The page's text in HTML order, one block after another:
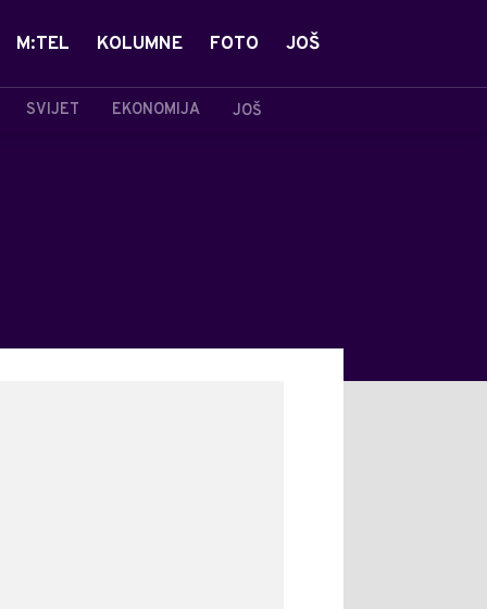
SVIJET EKONOMIJA JOŠ
M:TEL KOLUMNE FOTO JOŠ